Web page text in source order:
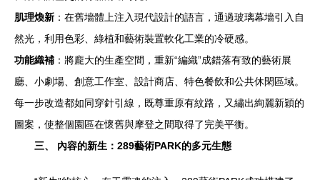
肌理煥新 ：在舊墻體上注入現代設計的語言，通過玻璃幕墻引入自
然光，利用色彩、綠植和藝術裝置軟化工業的冷硬感。
功能織補 ：將龐大的生產空間，重新“編織”成錯落有致的藝術展
廳、小劇場、創意工作室、設計商店、特色餐飲和公共休閑區域。
每一步改造都如同穿針引線，既尊重原有紋路，又繡出絢麗新穎的
圖案，使整個園區在懷舊與摩登之間取得了完美平衡。
三、 內容的新生：289藝術PARK的多元生態